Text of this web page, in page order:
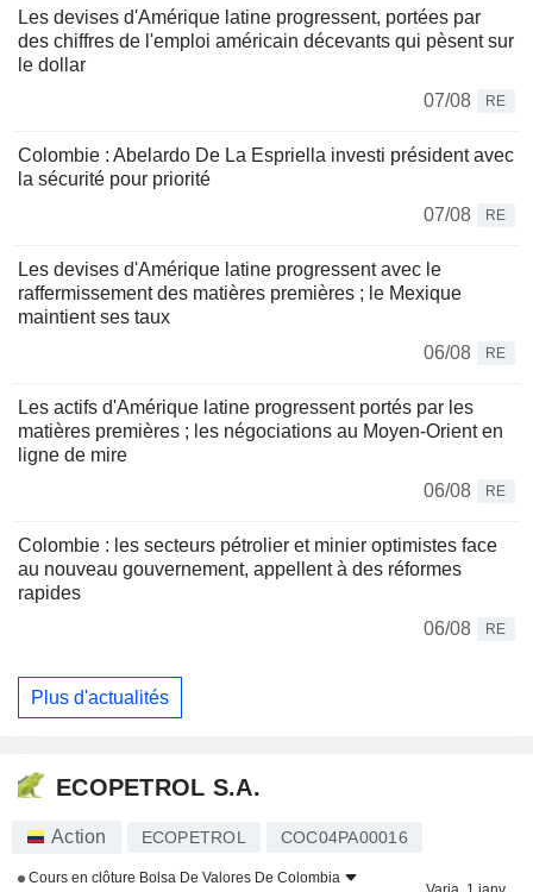
Les devises d'Amérique latine progressent, portées par
des chiffres de l'emploi américain décevants qui pèsent sur
le dollar
07/08
RE
Colombie : Abelardo De La Espriella investi président avec
la sécurité pour priorité
07/08
RE
Les devises d'Amérique latine progressent avec le
raffermissement des matières premières ; le Mexique
maintient ses taux
06/08
RE
Les actifs d'Amérique latine progressent portés par les
matières premières ; les négociations au Moyen-Orient en
ligne de mire
06/08
RE
Colombie : les secteurs pétrolier et minier optimistes face
au nouveau gouvernement, appellent à des réformes
rapides
06/08
RE
Plus d'actualités
ECOPETROL S.A.
Action ECOPETROL COC04PA00016
Cours en clôture Bolsa De Valores De Colombia